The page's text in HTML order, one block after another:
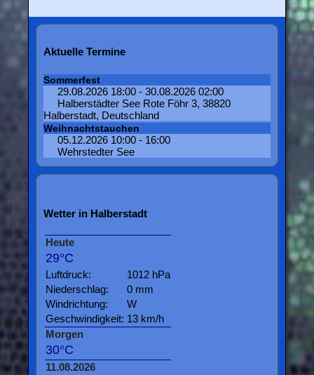
Aktuelle Termine
Sommerfest
29.08.2026 18:00 - 30.08.2026 02:00
Halberstädter See Rote Föhr 3, 38820
Halberstadt, Deutschland
Weihnachtstauchen
05.12.2026 10:00 - 16:00
Wehrstedter See
Wetter in Halberstadt
Heute
29°C
Luftdruck:
1012 hPa
Niederschlag:
0 mm
Windrichtung:
W
Geschwindigkeit: 13 km/h
Morgen
30°C
11.08.2026